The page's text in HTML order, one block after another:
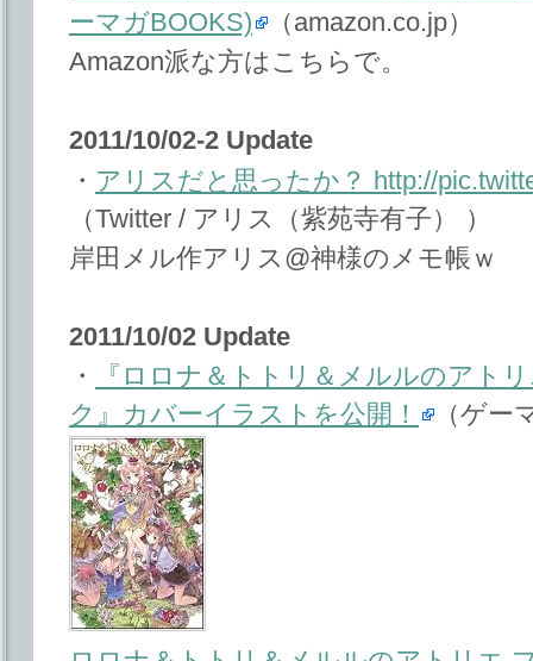
ーマガBOOKS)
（amazon.co.jp）
Amazon派な方はこちらで。
2011/10/02-2 Update
・ アリスだと思ったか？ http://
（Twitter / アリス（紫苑寺有子） ）
岸田メル作アリス@神様のメモ帳ｗ
2011/10/02 Update
・
『ロロナ＆トトリ＆メルルのアト
ク』カバーイラストを公開！
（ゲー